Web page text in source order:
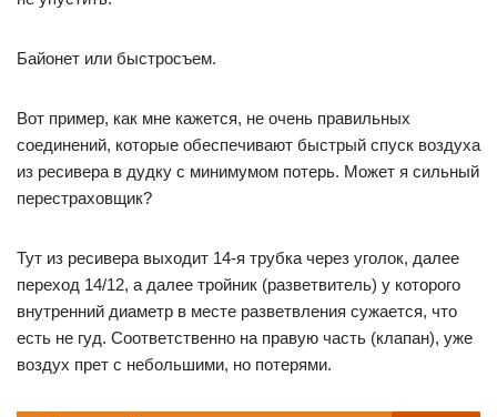
Байонет или быстросъем.
Вот пример, как мне кажется, не очень правильных
соединений, которые обеспечивают быстрый спуск воздуха
из ресивера в дудку с минимумом потерь. Может я сильный
перестраховщик?
Тут из ресивера выходит 14-я трубка через уголок, далее
переход 14/12, а далее тройник (разветвитель) у которого
внутренний диаметр в месте разветвления сужается, что
есть не гуд. Соответственно на правую часть (клапан), уже
воздух прет с небольшими, но потерями.